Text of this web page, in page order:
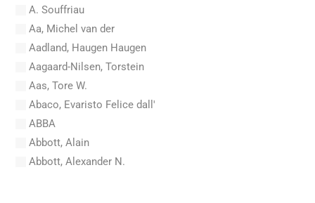
A. Souffriau
Aa, Michel van der
Aadland, Haugen Haugen
Aagaard-Nilsen, Torstein
Aas, Tore W.
Abaco, Evaristo Felice dall'
ABBA
Abbott, Alain
Abbott, Alexander N.